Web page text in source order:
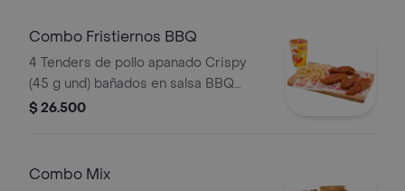
(325 ml)
Combo Fristiernos BBQ
4 Tenders de pollo apanado Crispy
(45 g und) bañados en salsa BBQ
ligeramente picante, papas a la
$ 26.500
Combo Mix